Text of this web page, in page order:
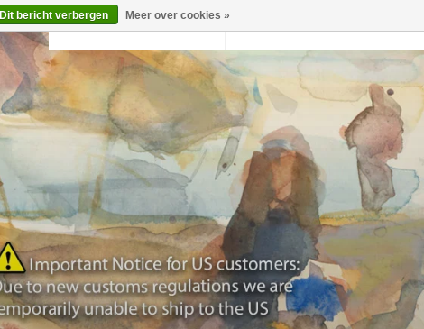
Terug naar krollermuller.nl
Dit bericht verbergen Meer over cookies »